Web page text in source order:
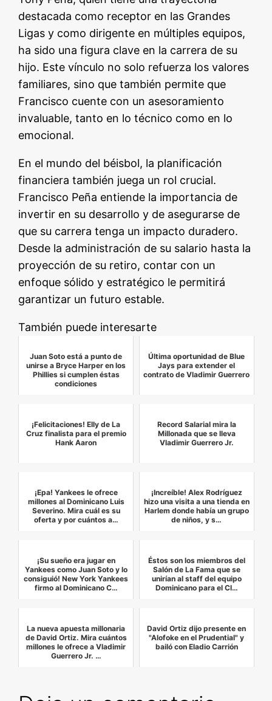
destacada como receptor en las Grandes
Ligas y como dirigente en múltiples equipos,
ha sido una figura clave en la carrera de su
hijo. Este vínculo no solo refuerza los valores
familiares, sino que también permite que
Francisco cuente con un asesoramiento
invaluable, tanto en lo técnico como en lo
emocional.
En el mundo del béisbol, la planificación
financiera también juega un rol crucial.
Francisco Peña entiende la importancia de
invertir en su desarrollo y de asegurarse de
que su carrera tenga un impacto duradero.
Desde la administración de su salario hasta la
proyección de su retiro, contar con un
enfoque sólido y estratégico le permitirá
garantizar un futuro estable.
También puede interesarte
Juan Soto está a punto de
unirse a Bryce Harper en los
Phillies si cumplen éstas
condiciones
Última oportunidad de Blue
Jays para extender el
contrato de Vladimir Guerrero
¡Felicitaciones! Elly de La
Cruz finalista para el premio
Hank Aaron
Record Salarial mira la
Millonada que se lleva
Vladimir Guerrero Jr.
¡Epa! Yankees le ofrece
millones al Dominicano Luis
Severino. Mira cuál es su
oferta y por cuántos a…
¡Increíble! Alex Rodríguez
hizo una visita a una tienda en
Harlem donde había un grupo
de niños, y s…
¡Su sueño era jugar en
Yankees como Juan Soto y lo
consiguió! New York Yankees
firmo al Dominicano C…
Éstos son los miembros del
Salón de La Fama que se
unirían al staff del equipo
Dominicano para el Cl…
La nueva apuesta millonaria
de David Ortiz. Mira cuántos
millones le ofrece a Vladimir
Guerrero Jr. …
David Ortiz dijo presente en
"Alofoke en el Prudential" y
bailó con Eladio Carrión